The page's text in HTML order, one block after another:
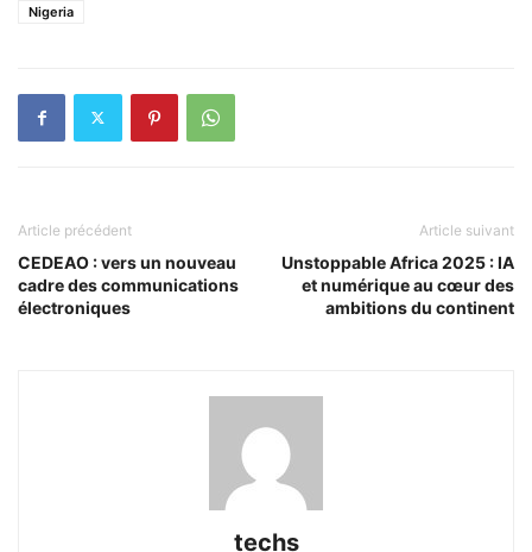
Nigeria
Article précédent
CEDEAO : vers un nouveau
cadre des communications
électroniques
Article suivant
Unstoppable Africa 2025 : IA
et numérique au cœur des
ambitions du continent
techs